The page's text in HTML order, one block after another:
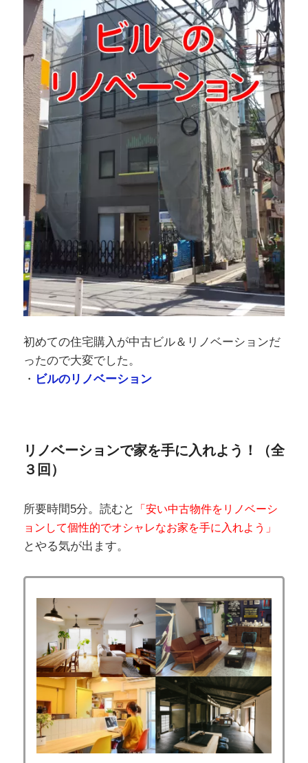
初めての住宅購入が中古ビル＆リノベーションだ
ったので大変でした。
・ ビルのリノベーション
リノベーションで家を手に入れよう！（全
３回）
所要時間5分。読むと
「安い中古物件をリノベーシ
ョンして個性的でオシャレなお家を手に入れよう」
とやる気が出ます。